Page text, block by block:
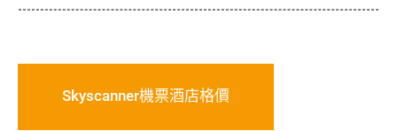
Skyscanner機票酒店格價